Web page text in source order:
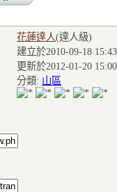
花蓮達人(達人級)
建立於2010-09-18
更新於2012-01-20
分類: 山區